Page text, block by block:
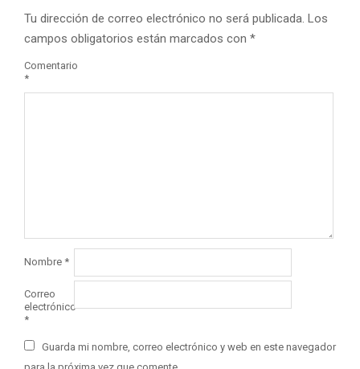
Tu dirección de correo electrónico no será publicada. Los
campos obligatorios están marcados con *
Comentario
*
Nombre *
Correo
electrónico
*
Guarda mi nombre, correo electrónico y web en este navegador